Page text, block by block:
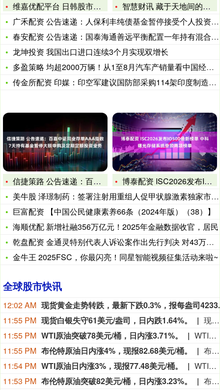
维嘉优配平台 日韩股市走高：日经225指数首破50000点、
智慧财讯 藏于天地间的奢雅秘境——解读豪华别墅的多维美学
广禾配资 公告速递：人保利丰纯债基金暂停接受个人投资者申购业
春安配资 公告速递：国泰海通善远平衡配置一年持有混合(FOF
龙坤投资 我国出口进口连续3个月实现双增长
多盈策略 均超2000万辆！从1至8月汽车产销量看中国经济向
传金所配资 印媒：印空军建议国防部采购114架印度制造战机，
信捷策路 公告速递：百嘉中证同业存单AAA指数7天持有基金暂
博泰配资 ISC2026发布IO500最新榜单 中科曙光存储
美牛股 泽璟制药：签署注射用重组人促甲状腺激素独家市场推广服
巨富配资 【中国公民健康素养66条（2024年版）（38）】
海顺优配 新增社融356万亿元！2025年金融数据收官，居民
乾盘配资 金通灵特别代表人诉讼案作出先行判决 对43万余名投
金牛王 2025FSC，你最闪亮！同星智能视频征集活动来啦~
全球股市快讯
12:02 AM
11:55 PM 现货白银失守61美元/盎司，日内跌1.64%。
现货白银失守61美元/盎司，日内跌1.64%。
11:55 PM WTI原油突破78美元/桶，日内涨3.71%。
WTI原油突破78美元/桶，日内涨3.71%。
11:55 PM 布伦特原油日内涨4%，现报82.68美元/桶。
布伦特原油日内涨4%，现报82.68美元/桶。
11:54 PM WTI原油日内涨3%，现报77.48美元/桶。
WTI原油日内涨3%，现报77.48美元/桶。
11:53 PM 布伦特原油突破82美元/桶，日内涨3.23%。
布伦特原油突破82美元/桶，日内涨3.23%。